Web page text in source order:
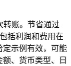
账。节省通过
括利润和费用在
定示例有效，可能
、货币类型、日